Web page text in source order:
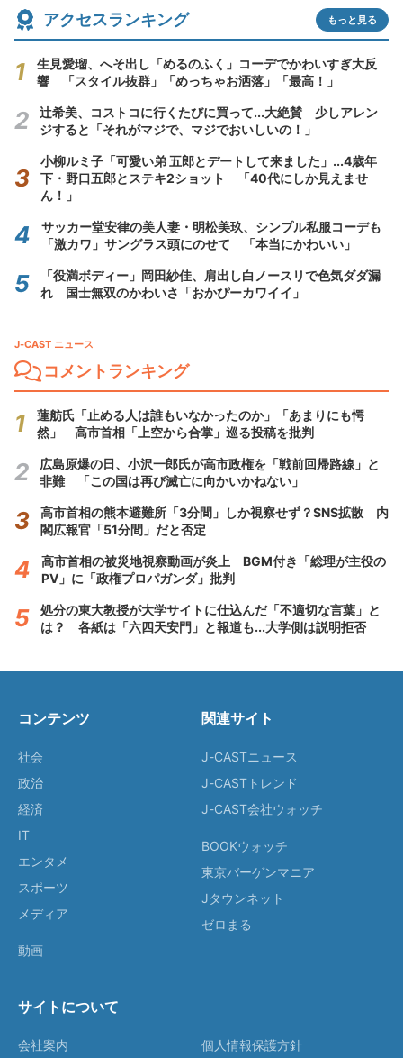
アクセスランキング もっと見る
生見愛瑠、へそ出し「めるのふく」コーデでかわいすぎ大反
響 「スタイル抜群」「めっちゃお洒落」「最高！」
辻希美、コストコに行くたびに買って...大絶賛 少しアレン
ジすると「それがマジで、マジでおいしいの！」
小柳ルミ子「可愛い弟 五郎とデートして来ました」...4歳年
下・野口五郎とステキ2ショット 「40代にしか見えませ
ん！」
サッカー堂安律の美人妻・明松美玖、シンプル私服コーデも
「激カワ」サングラス頭にのせて 「本当にかわいい」
「役満ボディー」岡田紗佳、肩出し白ノースリで色気ダダ漏
れ 国士無双のかわいさ「おかぴーカワイイ」
J-CAST ニュース
コメントランキング
蓮舫氏「止める人は誰もいなかったのか」「あまりにも愕
然」 高市首相「上空から合掌」巡る投稿を批判
広島原爆の日、小沢一郎氏が高市政権を「戦前回帰路線」と
非難 「この国は再び滅亡に向かいかねない」
高市首相の熊本避難所「3分間」しか視察せず？SNS拡散 内
閣広報官「51分間」だと否定
高市首相の被災地視察動画が炎上 BGM付き「総理が主役の
PV」に「政権プロパガンダ」批判
処分の東大教授が大学サイトに仕込んだ「不適切な言葉」と
は？ 各紙は「六四天安門」と報道も...大学側は説明拒否
コンテンツ
社会
政治
経済
IT
エンタメ
スポーツ
メディア
動画
関連サイト
J-CASTニュース
J-CASTトレンド
J-CAST会社ウォッチ
BOOKウォッチ
東京バーゲンマニア
Jタウンネット
ゼロまる
サイトについて
会社案内 個人情報保護方針